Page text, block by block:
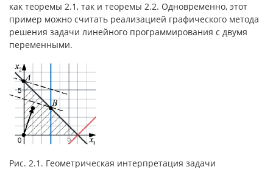
как теоремы 2.1, так и теоремы 2.2. Одновременно, этот
пример можно считать реализацией графического метода
решения задачи линейного программирования с двумя
переменными.
Рис. 2.1. Геометрическая интерпретация задачи